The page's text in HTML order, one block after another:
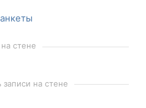
стене
на стене